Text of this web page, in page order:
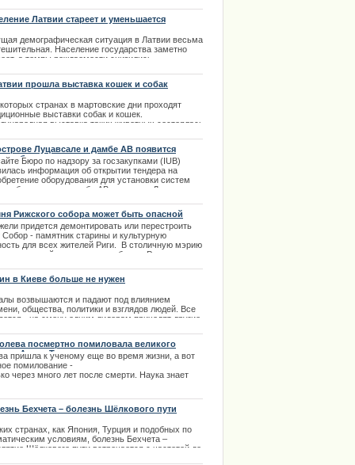
извинилось за нарушение
конференции. Об этом сообщил мэр
Латвии стареет и уменьшается
демографическая ситуация в Латвии весьма
Население государства заметно
а темпы рождаемости снизились.
прошла выставка кошек и собак
странах в мартовские дни проходят
выставки собак и кошек.
выставка таких животных состоялась
и собак в этот раз собрала очень много
участников
Луцавсале и дамбе АВ появится
Бюро по надзору за госзакупками (IUB)
информация об открытии тендера на
оборудования для установки систем
на дамбе АВ и острове Луцасвале.
Рижского собора может быть опасной
придется демонтировать или перестроить
Собор - памятник старины и культурную
для всех жителей Риги. В столичную мэрию
аварийного состояния башни Рижского
в Киеве больше не нужен
возвышаются и падают под влиянием
общества, политики и взглядов людей. Все
- на смену одним лидерам приходят другие,
посмертно помиловала великого
Алана Тьюринга
пришла к ученому еще во время жизни, а вот
помилование -
через много лет после смерти. Наука знает
Алана Тьюринга. | 24.12.2013
Бехчета – болезнь Шёлкового пути
странах, как Япония, Турция и подобных по
условиям, болезнь Бехчета –
Шёлкового пути встречается с частотой до